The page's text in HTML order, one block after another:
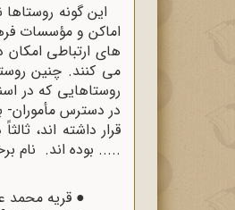
این گونه
اماکن و مؤسسات
های ارتباطی امکان
می کنند. چنین
روستاهایی که در
در دسترس مأموران-
قرار داشته اند،
..... بوده اند. نام
● قریه محمد